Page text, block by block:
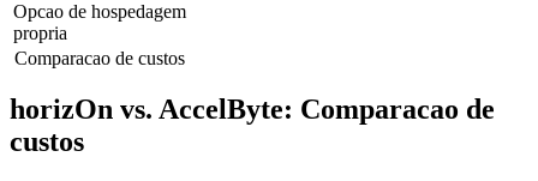
Opcao de hospedagem
propria
Comparacao de custos
horizOn vs. AccelByte: Comparacao de
custos